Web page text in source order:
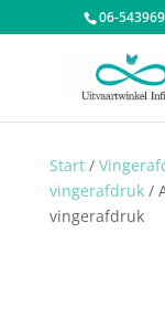
06-
Start/
vingerafdruk/
vingerafdruk